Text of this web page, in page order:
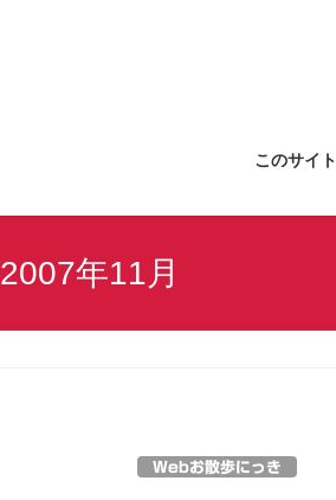
このサイト
2007年11月
Webお散歩にっき